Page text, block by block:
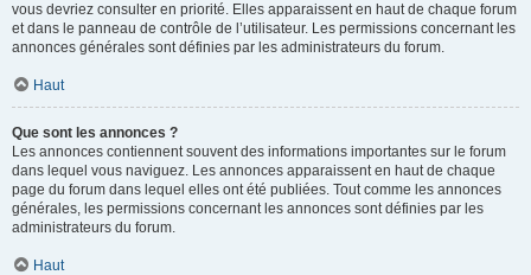
vous devriez consulter en priorité. Elles apparaissent en haut de chaque forum
et dans le panneau de contrôle de l’utilisateur. Les permissions concernant les
annonces générales sont définies par les administrateurs du forum.
Haut
Que sont les annonces ?
Les annonces contiennent souvent des informations importantes sur le forum
dans lequel vous naviguez. Les annonces apparaissent en haut de chaque
page du forum dans lequel elles ont été publiées. Tout comme les annonces
générales, les permissions concernant les annonces sont définies par les
administrateurs du forum.
Haut